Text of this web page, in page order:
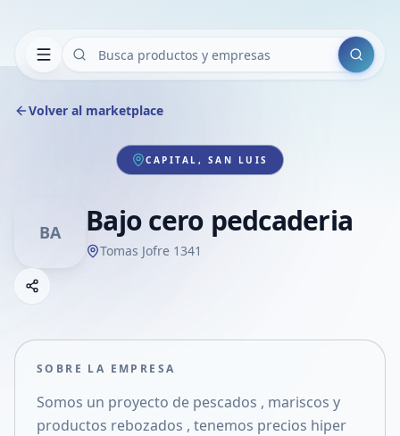
Buscar
Volver al marketplace
CAPITAL, SAN LUIS
BA Bajo cero pedcaderia
Tomas Jofre 1341
Compartir empresa
Compartir en X
SOBRE LA EMPRESA
Somos un proyecto de pescados , mariscos y
productos rebozados , tenemos precios hiper